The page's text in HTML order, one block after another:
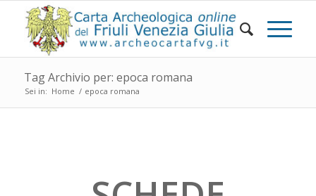
Tag Archivio per: epoca romana
Sei in: Home / epoca romana